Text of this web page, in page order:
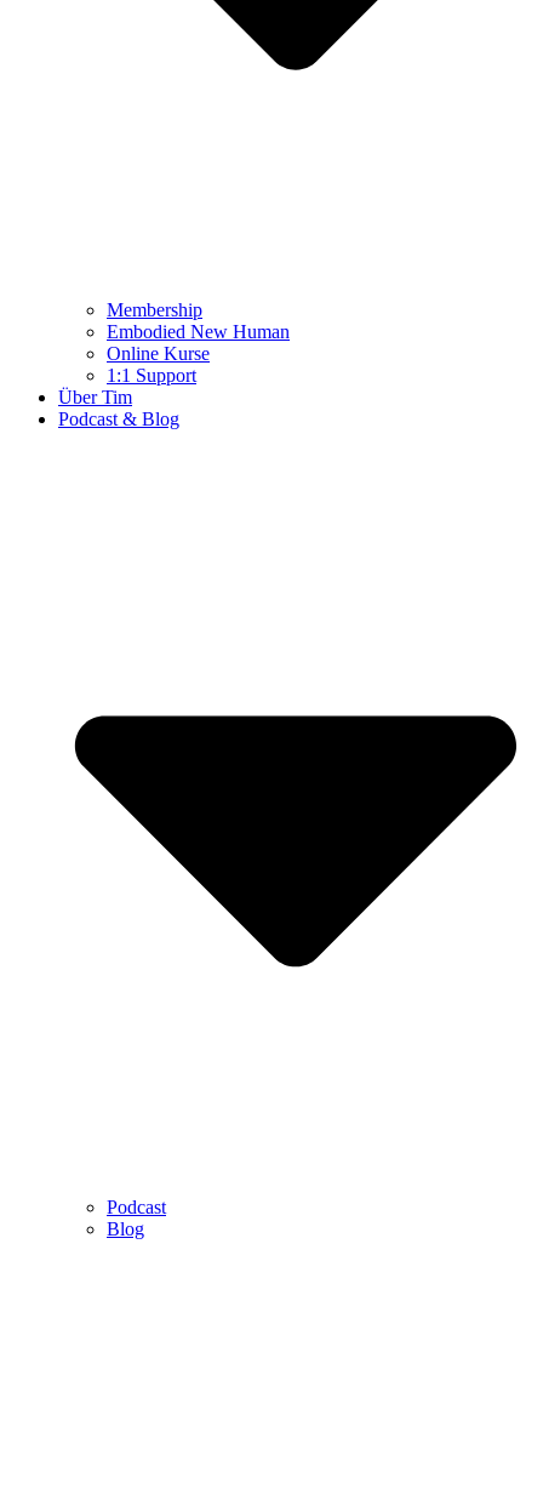
Membership
Embodied New Human
Online Kurse
1:1 Support
Über Tim
Podcast & Blog
Podcast
Blog